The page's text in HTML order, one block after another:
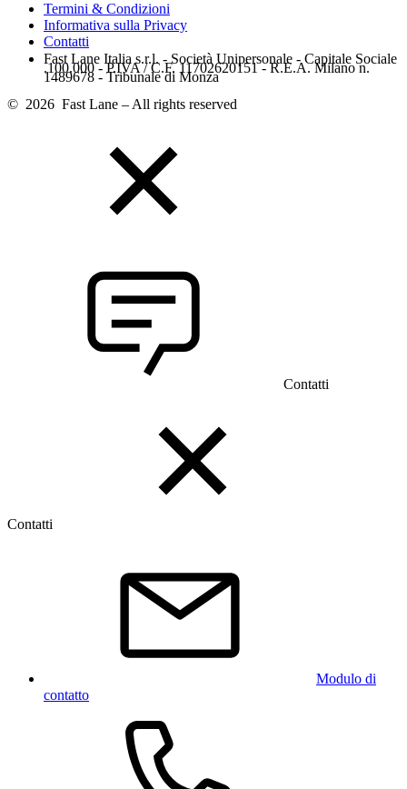
Termini & Condizioni
Informativa sulla Privacy
Contatti
Fast Lane Italia s.r.l. - Società Unipersonale - Capitale Sociale
.100.000 - P.IVA / C.F. 11702620151 - R.E.A. Milano n.
1489678 - Tribunale di Monza
© 2026 Fast Lane – All rights reserved
Contatti
Contatti
Modulo di
contatto